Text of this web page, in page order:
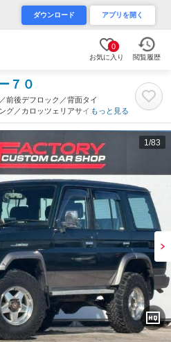
ダウンロード アプリを開く
0
お気に入り 閲覧履歴
７０
前後デフロック／背面タイ
グ／カロッツェリアサイバ
Ｔタイヤ／ＲＡＧＵＮＡ１
もっと見る
1 /83